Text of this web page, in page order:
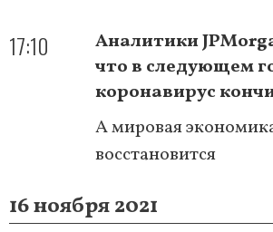
17:10
Аналитики
что в следующем
коронавирус
А мировая
восстановится
16 ноября 2021